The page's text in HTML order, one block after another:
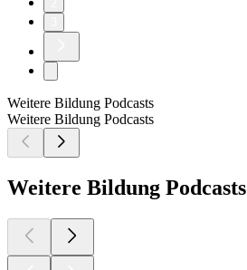
Weitere Bildung Podcasts
Weitere Bildung Podcasts
Weitere Bildung Podcasts